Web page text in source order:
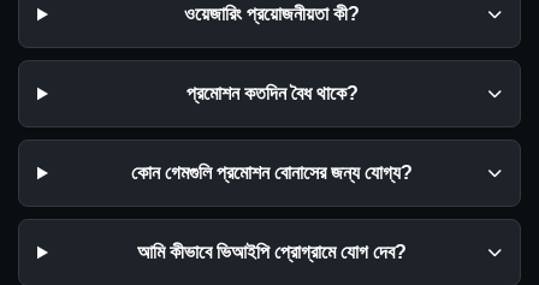
ওয়েজারিং প্রয়োজনীয়তা কী?
প্রমোশন কতদিন বৈধ থাকে?
কোন গেমগুলি প্রমোশন বোনাসের জন্য যোগ্য?
আমি কীভাবে ভিআইপি প্রোগ্রামে যোগ দেব?